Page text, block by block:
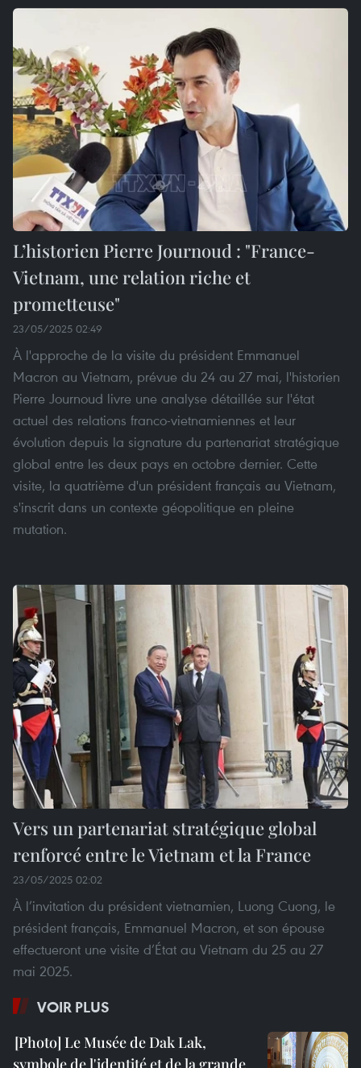
L’historien Pierre Journoud : "France-
Vietnam, une relation riche et
prometteuse"
23/05/2025 02:49
À l'approche de la visite du président Emmanuel
Macron au Vietnam, prévue du 24 au 27 mai, l'historien
Pierre Journoud livre une analyse détaillée sur l'état
actuel des relations franco-vietnamiennes et leur
évolution depuis la signature du partenariat stratégique
global entre les deux pays en octobre dernier. Cette
visite, la quatrième d'un président français au Vietnam,
s'inscrit dans un contexte géopolitique en pleine
mutation.
Vers un partenariat stratégique global
renforcé entre le Vietnam et la France
23/05/2025 02:02
À l’invitation du président vietnamien, Luong Cuong, le
président français, Emmanuel Macron, et son épouse
effectueront une visite d’État au Vietnam du 25 au 27
mai 2025.
VOIR PLUS
Le Musée de Dak Lak,
symbole de l'identité et de la grande